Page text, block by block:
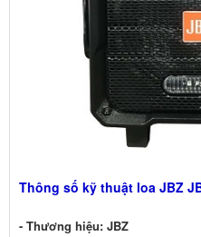
Thông số kỹ thuật loa JBZ
- Thương hiệu: JBZ